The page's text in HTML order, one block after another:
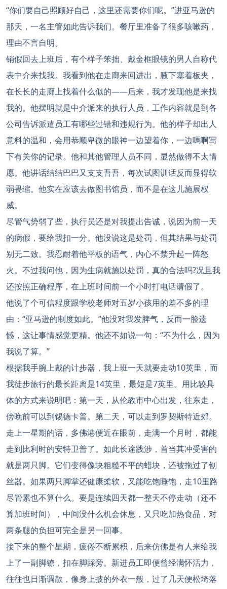
“你们要自己照顾好自己，这里还需要你们呢。”进亚马逊的
那天，一名主管如此告诉我们。餐厅里准备了很多咳嗽药，
理由不言自明。
销假回去上班后，有个样子笨拙、戴金框眼镜的男人自称代
表中介来找我。我看到他在走廊来回进出，腋下塞着板夹，
在长长的走廊上找着什么似的——后来，我才发现他是来找
我的。他摆明就是中介派来的执行人员，工作内容就是到各
公司告诉派遣员工有哪些过错和违规行为。他的样子却出人
意料的温和，会用恭顺卑微的眼神一边望着你，一边嗎啊写
下有关你的记录。他和其他管理人员不同，显然做得不太情
愿。他讲话结结巴巴又支支吾吾，每次试图训话反而显得软
弱畏缩。他实在应该去做图书馆员，而不是在这儿施展权
威。
尽管气势弱了些，执行员还是对我提出告诚，说因为前一天
的病假，要给我扣一分。他没说这是处罚，但其结果与处罚
别无二致。我忍耐着他平板的语气，内心不禁升起一阵怒
火。不过我问他，因为生病就施以处罚，真的合法吗?况且我
还按照正确程序，在上班时间前一个小时打电话请假了。
他说了个可信程度跟学校老师对五岁小孩用的差不多的理
由：“亚马逊的制度如此。”他没对我发脾气，反而一脸遗
憾，这让事情感觉更精。他还不如说一句：“不为什么，因为
我说了算。”
根据我手腕上戴的计步器，我上班一天就要走动10英里，而
我徒步旅行的最长距离是14英里，最短是7英里。用比较具
体的方式来说明吧：第一天，从伦教市中心出发，往东走，
傍晚前可以到锡德卡普。第二天，可以走到罗契斯特近郊。
走上一星期的话，多佛港便近在眼前，走满一个月时，都能
走到比利时的安特卫普了。如此长途践涉，首当其冲受害的
就是两只脚。它们变得像块粗糙不平的蜡块，还被拖过了刨
丝器。如果两只脚掌还健康柔软，又能吃饱睡饱，走10里路
尽管累也不算什么。要是连续四天都一整天不停走动（还不
算加班时间），中间没什么机会休息，又只吃加热食品，对
两条腿的负担可完全是另一回事。
接下来的整个星期，疲倦不断累积，后来仿佛是有人来给我
上了一副脚镣，扣在脚踩旁。新进员工即便曾经满怀活力，
往往也日渐调散，像身上披的外衣一般，过了几天便松埼落